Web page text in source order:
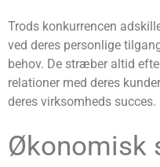
Trods konkurrencen
ved deres personlige
behov. De stræber altid
relationer med deres
deres virksomheds succes.
Økonomisk